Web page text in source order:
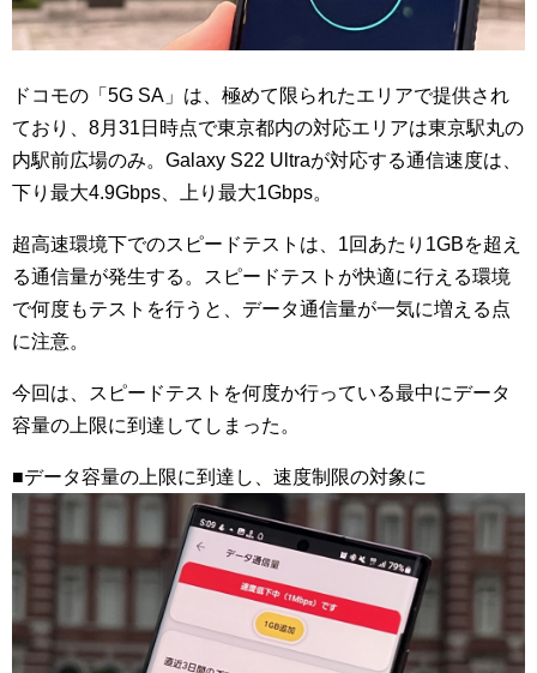
ドコモの「5G SA」は、極めて限られたエリアで提供され
ており、8月31日時点で東京都内の対応エリアは東京駅丸の
内駅前広場のみ。Galaxy S22 Ultraが対応する通信速度は、
下り最大4.9Gbps、上り最大1Gbps。
超高速環境下でのスピードテストは、1回あたり1GBを超え
る通信量が発生する。スピードテストが快適に行える環境
で何度もテストを行うと、データ通信量が一気に増える点
に注意。
今回は、スピードテストを何度か行っている最中にデータ
容量の上限に到達してしまった。
■データ容量の上限に到達し、速度制限の対象に